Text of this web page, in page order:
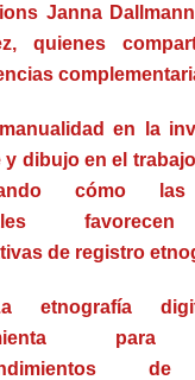
Janna Dallmann
, quienes
en la
y dibujo en el
cómo las
de registro
etnografía
para
de